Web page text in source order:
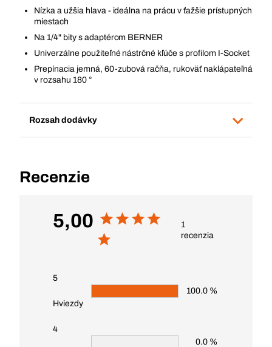
Nízka a užšia hlava - ideálna na prácu v ťažšie prístupných
miestach
Na 1/4" bity s adaptérom BERNER
Univerzálne použiteľné nástrčné kľúče s profilom I-Socket
Prepínacia jemná, 60-zubová račňa, rukoväť naklápateľná
v rozsahu 180 °
Rozsah dodávky
Recenzie
5,00
1
recenzia
5
Hviezdy
100.0 %
4
0.0 %